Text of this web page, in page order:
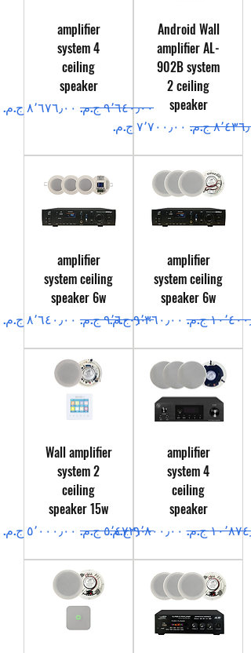
Android Wall
amplifier AL-
902B system
2 ceiling
speaker
عادي
سعر البيع
amplifier
system 4
ceiling
speaker
سعر عادي
سعر البيع
amplifier
system ceiling
speaker 6w
عادي
سعر البيع
amplifier
system ceiling
speaker 6w
سعر عادي
سعر البيع
amplifier
system 4
ceiling
speaker
عادي
سعر البيع
Wall amplifier
system 2
ceiling
speaker 15w
سعر عادي
سعر البيع